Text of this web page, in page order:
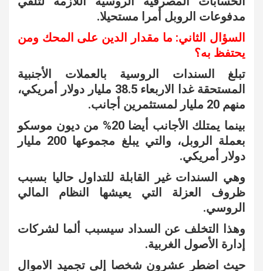
مدفوعات الروبل أمرا مستحيلا.
السؤال الثاني: ما مقدار الدين على المحك ومن
يحتفظ به؟
تبلغ السندات الروسية بالعملات الأجنبية
المستحقة غدا الاربعاء 38.5 مليار دولار أمريكي،
منهم 20 مليار لمستثمرين أجانب.
بينما يمتلك الأجانب أيضا 20% من ديون موسكو
بعملة الروبل، والتي يبلغ مجموعها 200 مليار
دولار أمريكي.
وهي السندات غير القابلة للتداول حاليا بسبب
ظروف العزلة التي يعيشها النظام المالي
الروسي.
وهذا التخلف عن السداد سيسبب ألما لشركات
إدارة الأصول الغربية.
حيث اضطر عشرون شخصا إلى تجميد الاموال